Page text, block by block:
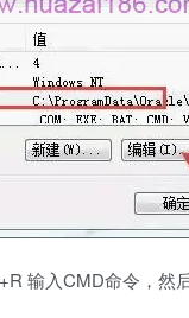
输入CMD命令，然